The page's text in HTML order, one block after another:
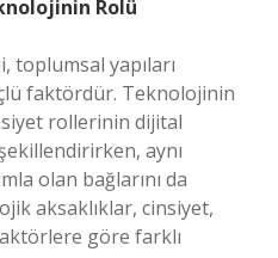
Rolü
toplumsal yapıları
faktördür. Teknolojinin
rollerinin dijital
aynı
olan bağlarını da
aksaklıklar, cinsiyet,
göre farklı